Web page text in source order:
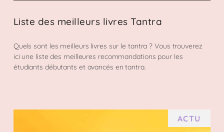
Liste des meilleurs livres Tantra
Quels sont les meilleurs livres sur le tantra ? Vous trouverez
ici une liste des meilleures recommandations pour les
étudiants débutants et avancés en tantra.
ACTU